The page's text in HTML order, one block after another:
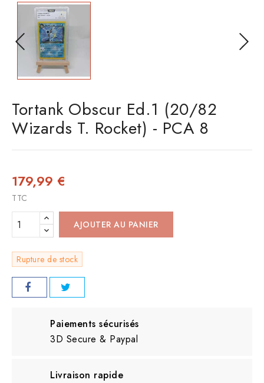
Tortank Obscur Ed.1 (20/82
Wizards T. Rocket) - PCA 8
179,99 €
TTC
AJOUTER AU PANIER
Rupture de stock
Paiements sécurisés
3D Secure & Paypal
Livraison rapide